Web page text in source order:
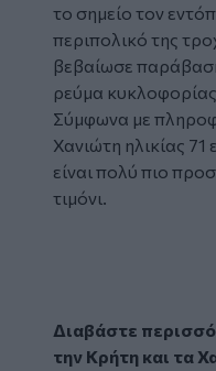
το σημείο τον
περιπολικό της
βεβαίωσε
ρεύμα
Σύμφωνα με
Χανιώτη ηλικίας
είναι πολύ πιο
τιμόνι.
Διαβάστε
την Κρήτη και τα